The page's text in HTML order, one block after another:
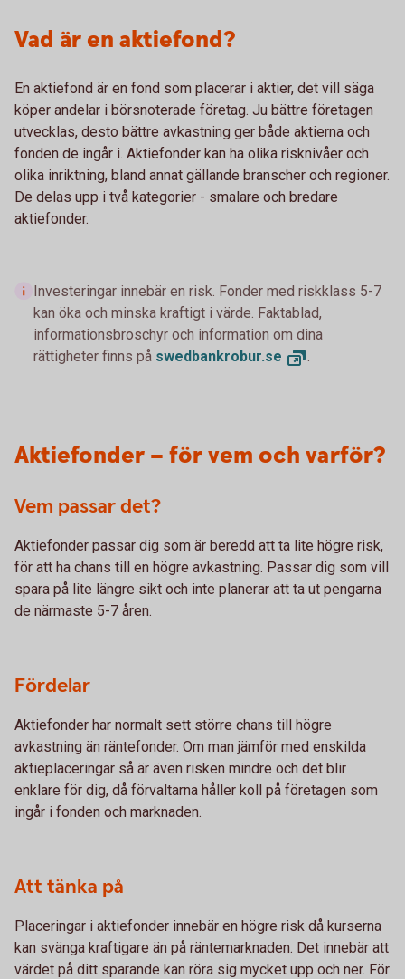
Vad är en aktiefond?
En aktiefond är en fond som placerar i aktier, det vill säga
köper andelar i börsnoterade företag. Ju bättre företagen
utvecklas, desto bättre avkastning ger både aktierna och
fonden de ingår i. Aktiefonder kan ha olika risknivåer och
olika inriktning, bland annat gällande branscher och regioner.
De delas upp i två kategorier - smalare och bredare
aktiefonder.
Investeringar innebär en risk. Fonder med riskklass 5-7
kan öka och minska kraftigt i värde. Faktablad,
informationsbroschyr och information om dina
rättigheter finns på swedbankrobur.se .
Aktiefonder – för vem och varför?
Vem passar det?
Aktiefonder passar dig som är beredd att ta lite högre risk,
för att ha chans till en högre avkastning. Passar dig som vill
spara på lite längre sikt och inte planerar att ta ut pengarna
de närmaste 5-7 åren.
Fördelar
Aktiefonder har normalt sett större chans till högre
avkastning än räntefonder. Om man jämför med enskilda
aktieplaceringar så är även risken mindre och det blir
enklare för dig, då förvaltarna håller koll på företagen som
ingår i fonden och marknaden.
Att tänka på
Placeringar i aktiefonder innebär en högre risk då kurserna
kan svänga kraftigare än på räntemarknaden. Det innebär att
värdet på ditt sparande kan röra sig mycket upp och ner. För